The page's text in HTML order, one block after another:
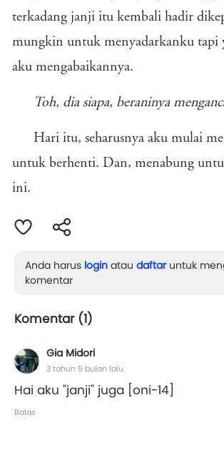
terkadang janji itu kembali hadir
mungkin untuk menyadarkanku tapi
aku mengabaikannya.
Toh, dia siapa, beraninya
Hari itu, seharusnya aku mulai
untuk berhenti. Dan, menabung
ini.
Anda harus login atau daftaruntuk
komentar
Komentar (1)
Gia Midori
3 tahun 5 bulan lalu
Hai aku "janji" juga [oni-14]
Balas